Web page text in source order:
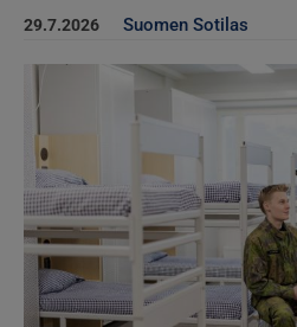
29.7.2026 Suomen Sotilas